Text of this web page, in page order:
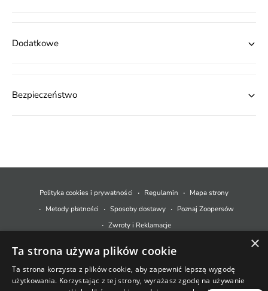
Dodatkowe
Bezpieczeństwo
e
y
p
ł
a
© 2026,Zoopers.pl. Technologia Shopify
Polityka cookies i prywatności Regulamin
Mapa strony
Metody płatności
Sposoby dostawy
Poznaj Zoopersów
Zwroty i Reklamacje
×
Ta strona używa plików cookie
Ta strona korzysta z plików cookie, aby zapewnić lepszą wygodę
użytkowania. Korzystając z tej strony, wyrażasz zgodę na używanie